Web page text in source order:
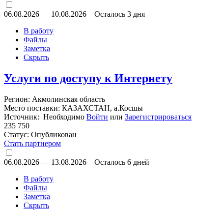
06.08.2026 — 10.08.2026
Осталось 3 дня
В работу
Файлы
Заметка
Скрыть
Услуги по доступу к Интернету
Регион: Акмолинская область
Место поставки: КАЗАХСТАН, а.Косшы
Источник: Необходимо Войти или Зарегистрироваться
235 750
Статус: Опубликован
Стать партнером
06.08.2026 — 13.08.2026
Осталось 6 дней
В работу
Файлы
Заметка
Скрыть